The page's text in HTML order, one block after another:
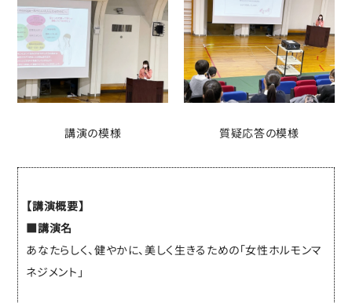
講演の模様 質疑応答の模様
【講演概要】
■講演名
あなたらしく、健やかに、美しく生きるための「女性ホルモンマ
ネジメント」